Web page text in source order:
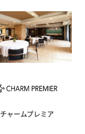
チャームプレミア